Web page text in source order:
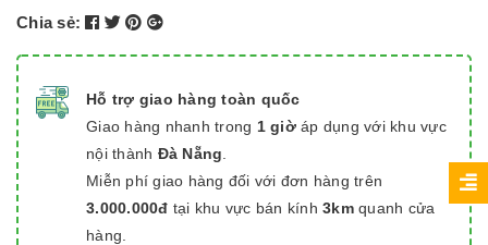
Chia sẻ:
Hỗ trợ giao hàng toàn quốc
Giao hàng nhanh trong 1 giờáp dụng với khu vực
nội thành Đà Nẵng
Miễn phí giao hàng đối với đơn hàng trên
3.000.000đ tại khu vực bán kính 3kmquanh cửa
hàng.